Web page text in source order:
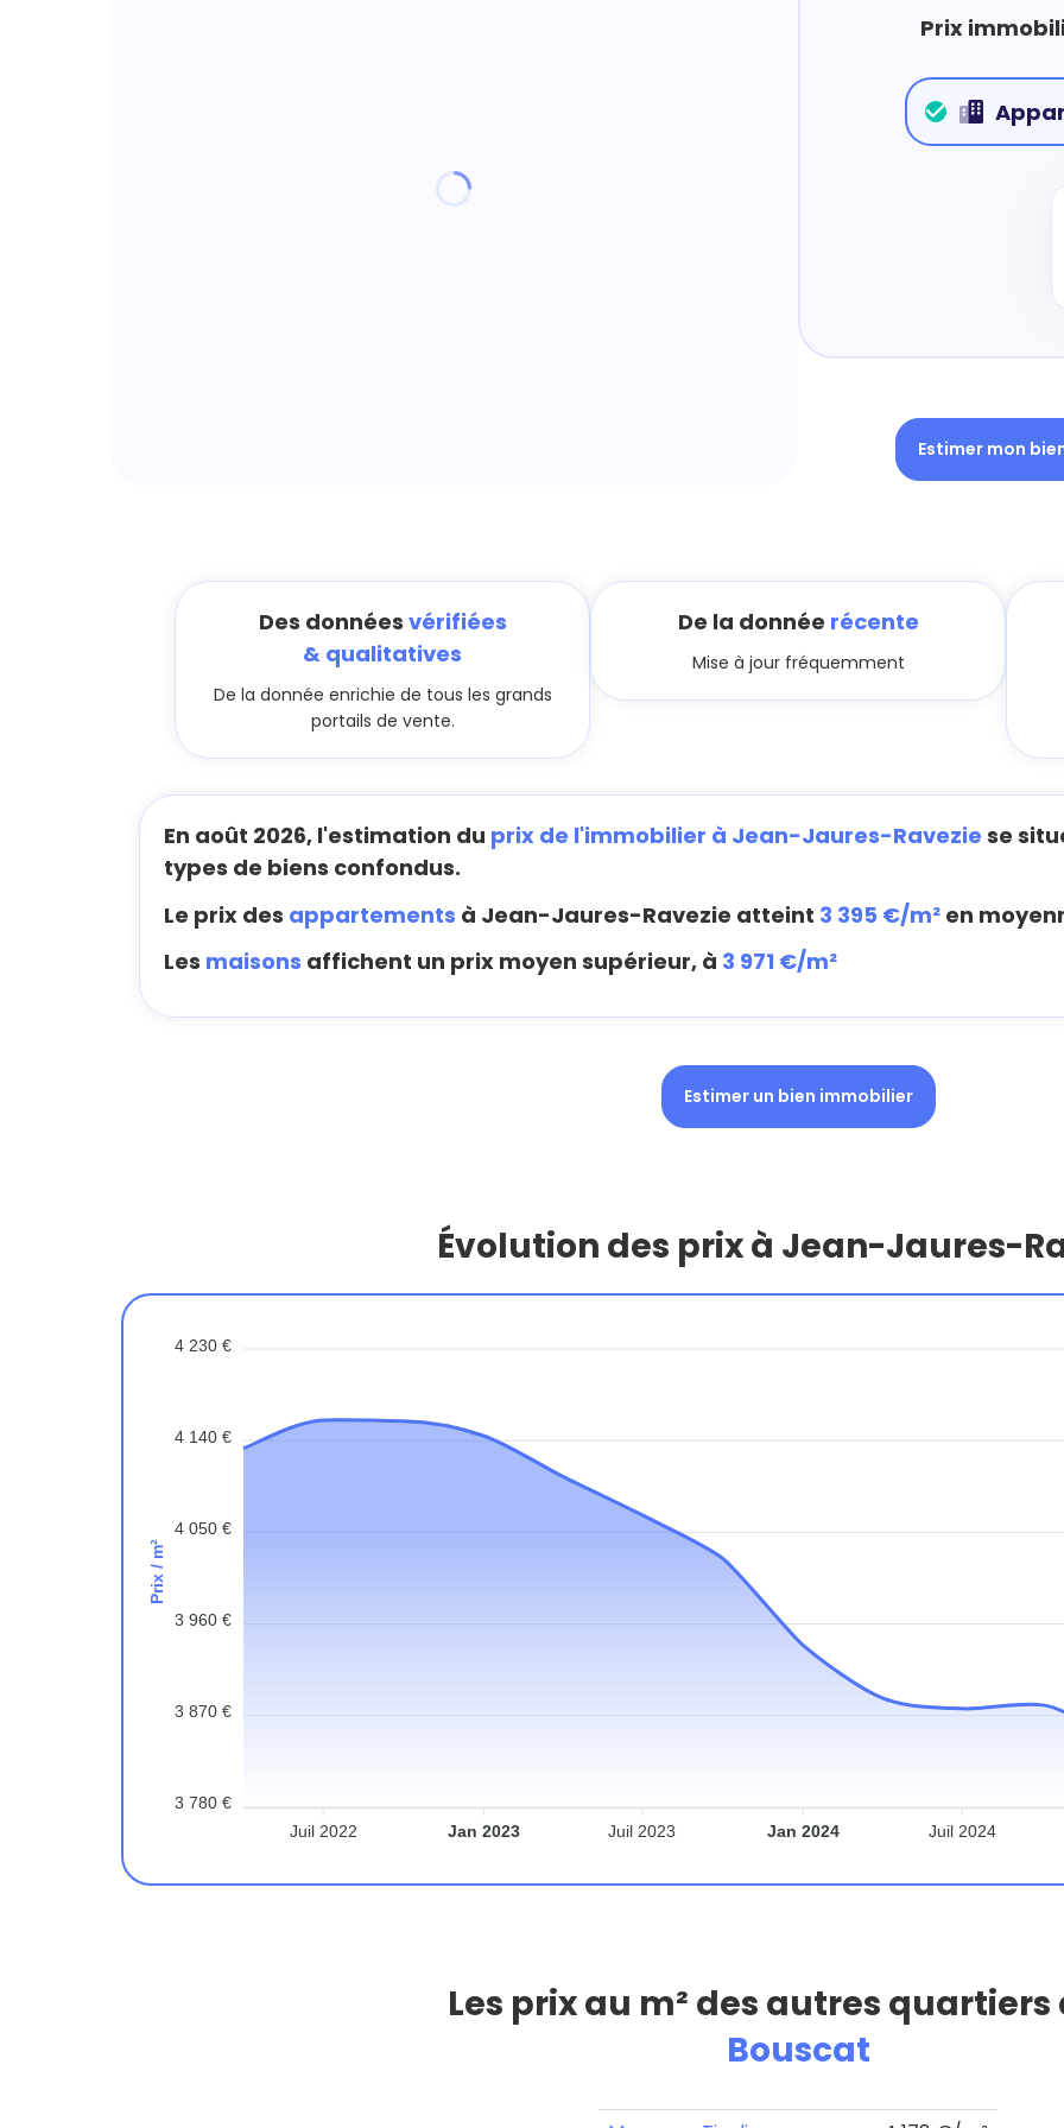
Prix
Estimer mon
Des données vérifiées
& qualitatives
De la donnée enrichie de tous les grands
portails de vente.
De la donnée récente
Mise à jour fréquemment
En août 2026, l'estimation du prix de l'immobilier à Jean-Jaures-Ravezie se
types de biens confondus.
Le prix des appartements à Jean-Jaures-Ravezie atteint 3 395 €/m² en
Les maisons affichent un prix moyen supérieur, à 3 971 €/m²
Estimer un bien immobilier
Évolution des prix à Jean-Jaures-
4 230 €
4 140 €
4 050 €
3 960 €
3 870 €
3 780 €
Prix / m²
Juil 2022 Jan 2023 Juil 2023 Jan 2024 Juil 2024
Les prix au m² des autres quartiers
Bouscat